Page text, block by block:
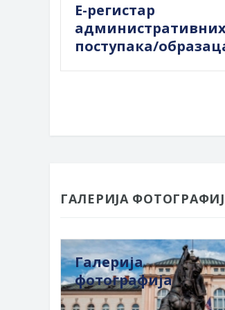
Е-регистар
поступака/
ГАЛЕРИЈА
Галерија
фотографија